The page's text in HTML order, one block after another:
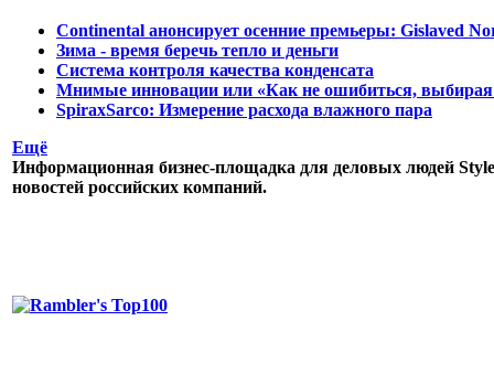
Continental анонсирует осенние премьеры: Gislaved
Зима - время беречь тепло и деньги
Система контроля качества конденсата
Мнимые инновации или «Как не ошибиться, выбирая
SpiraxSarco: Измерение расхода влажного пара
Ещё
Информационная бизнес-площадка для деловых людей
новостей российских компаний.